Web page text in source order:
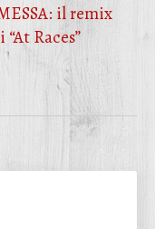
il remix
Races”